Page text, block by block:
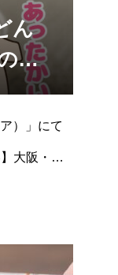
ん
山
）」にて
大阪・富